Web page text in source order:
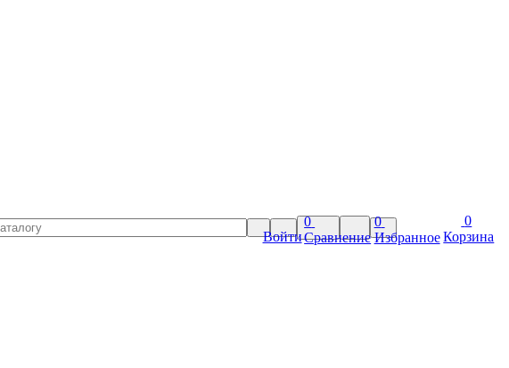
Войти
0
Сравнение
0
Избранное
0
Корзина